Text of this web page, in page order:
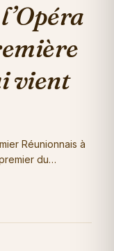
vient
Réunionnais à
du